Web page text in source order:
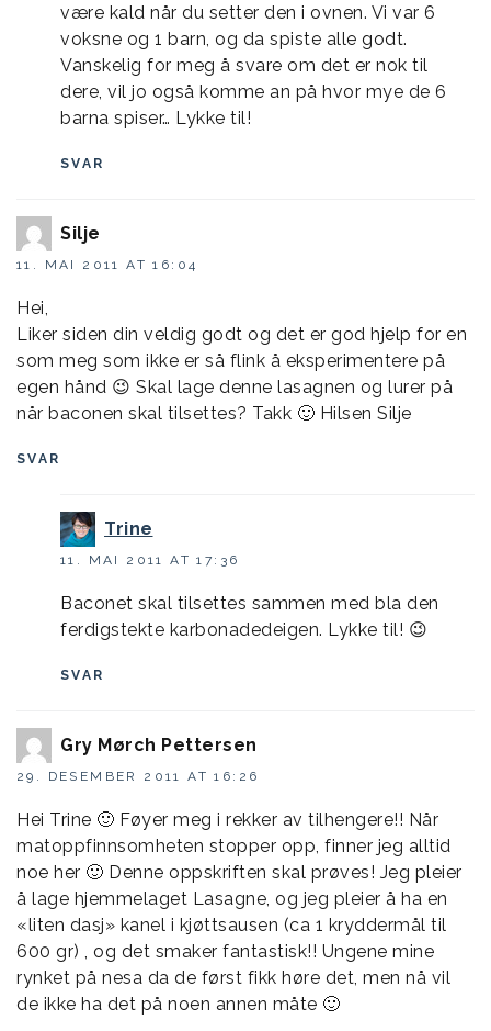
være kald når du setter den i ovnen. Vi var 6
voksne og 1 barn, og da spiste alle godt.
Vanskelig for meg å svare om det er nok til
dere, vil jo også komme an på hvor mye de 6
barna spiser… Lykke til!
SVAR
Silje
11. MAI 2011 AT 16:04
Hei,
Liker siden din veldig godt og det er god hjelp for en
som meg som ikke er så flink å eksperimentere på
egen hånd 😉 Skal lage denne lasagnen og lurer på
når baconen skal tilsettes? Takk 🙂 Hilsen Silje
SVAR
Trine
11. MAI 2011 AT 17:36
Baconet skal tilsettes sammen med bla den
ferdigstekte karbonadedeigen. Lykke til! 😉
SVAR
Gry Mørch Pettersen
29. DESEMBER 2011 AT 16:26
Hei Trine 🙂 Føyer meg i rekker av tilhengere!! Når
matoppfinnsomheten stopper opp, finner jeg alltid
noe her 🙂 Denne oppskriften skal prøves! Jeg pleier
å lage hjemmelaget Lasagne, og jeg pleier å ha en
«liten dasj» kanel i kjøttsausen (ca 1 kryddermål til
600 gr) , og det smaker fantastisk!! Ungene mine
rynket på nesa da de først fikk høre det, men nå vil
de ikke ha det på noen annen måte 🙂